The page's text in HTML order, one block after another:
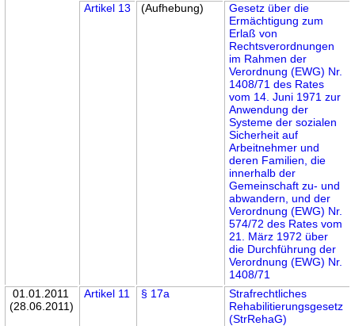
Artikel 13
(Aufhebung)
Gesetz über die
Ermächtigung zum
Erlaß von
Rechtsverordnungen
im Rahmen der
Verordnung (EWG) Nr.
1408/71 des Rates
vom 14. Juni 1971 zur
Anwendung der
Systeme der sozialen
Sicherheit auf
Arbeitnehmer und
deren Familien, die
innerhalb der
Gemeinschaft zu- und
abwandern, und der
Verordnung (EWG) Nr.
574/72 des Rates vom
21. März 1972 über
die Durchführung der
Verordnung (EWG) Nr.
1408/71
01.01.2011
(28.06.2011)
Artikel 11 § 17a
Strafrechtliches
Rehabilitierungsgesetz
(StrRehaG)